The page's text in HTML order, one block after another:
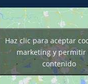
Haz clic para aceptar
marketing y permitir
contenido